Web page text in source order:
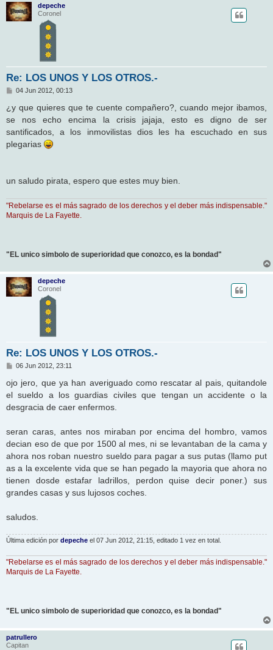
depeche
Coronel
Re: LOS UNOS Y LOS OTROS.-
M
n
s
a
j
e
04 Jun 2012, 00:13
¿y que quieres que te cuente compañero?, cuando mejor ibamos,
se nos echo encima la crisis jajaja, esto es digno de ser
santificados, a los inmovilistas dios les ha escuchado en sus
plegarias
un saludo pirata, espero que estes muy bien.
"Rebelarse es el más sagrado de los derechos y el deber más indispensable."
Marquis de La Fayette.
"EL unico simbolo de superioridad que conozco, es la bondad"
depeche
Coronel
Re: LOS UNOS Y LOS OTROS.-
M
n
j
e
06 Jun 2012, 23:11
ojo jero, que ya han averiguado como rescatar al pais, quitandole
el sueldo a los guardias civiles que tengan un accidente o la
desgracia de caer enfermos.
seran caras, antes nos miraban por encima del hombro, vamos
decian eso de que por 1500 al mes, ni se levantaban de la cama y
ahora nos roban nuestro sueldo para pagar a sus putas (llamo put
as a la excelente vida que se han pegado la mayoria que ahora no
tienen dosde estafar ladrillos, perdon quise decir poner.) sus
grandes casas y sus lujosos coches.
saludos.
Última edición por depeche el 07 Jun 2012, 21:15, editado 1 vez en total.
"Rebelarse es el más sagrado de los derechos y el deber más indispensable."
Marquis de La Fayette.
"EL unico simbolo de superioridad que conozco, es la bondad"
patrullero
Capitan